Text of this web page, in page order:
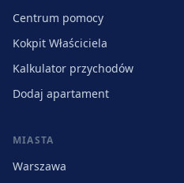
Centrum pomocy
Kokpit Właściciela
Kalkulator przychodów
Dodaj apartament
MIASTA
Warszawa